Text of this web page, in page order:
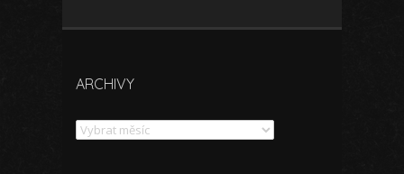
ARCHIVY
Archivy